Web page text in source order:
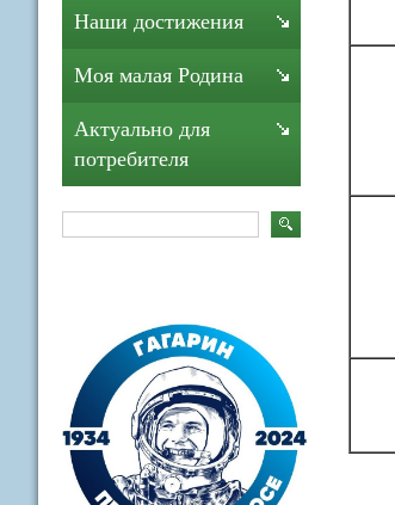
Наши достижения
Моя малая Родина
Актуально для
потребителя